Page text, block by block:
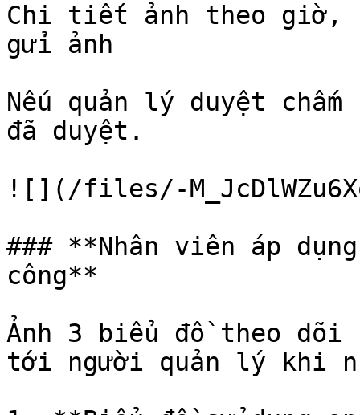
Chi tiết ảnh theo giờ,
gửi ảnh
Nếu quản lý duyệt chấm
đã duyệt.
![](/files/-
### **Nhân viên áp
công**
Ảnh 3 biểu đồ theo dõi
tới người quản lý khi